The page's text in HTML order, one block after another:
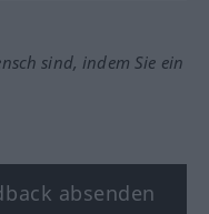
sind, indem Sie ein
absenden